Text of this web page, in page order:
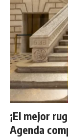
¡El mejor
Agenda